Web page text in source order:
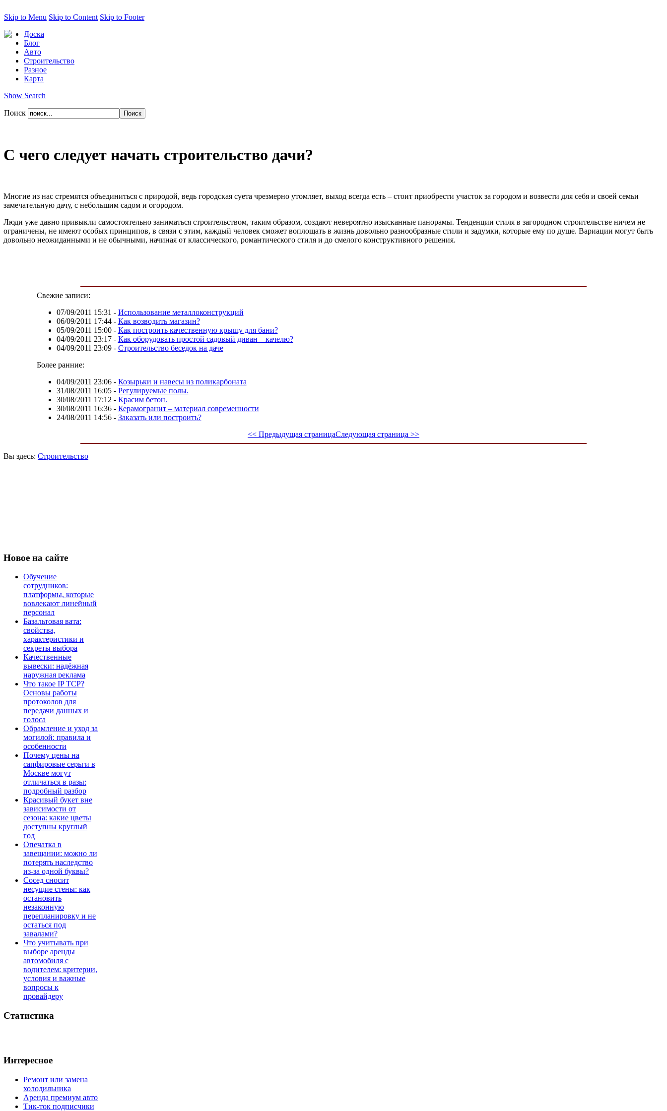
Skip to Menu Skip to Content Skip to Footer
Доска
Блог
Авто
Строительство
Разное
Карта
Show Search
Поиск
С чего следует начать строительство дачи?
Многие из нас стремятся объединиться с природой, ведь городская суета чрезмерно утомляет, выход всегда есть – стоит приобрести участок за городом и возвести для себя и своей семьи
замечательную дачу, с небольшим садом и огородом.
Люди уже давно привыкли самостоятельно заниматься строительством, таким образом, создают невероятно изысканные панорамы. Тенденции стиля в загородном строительстве ничем не
ограничены, не имеют особых принципов, в связи с этим, каждый человек сможет воплощать в жизнь довольно разнообразные стили и задумки, которые ему по душе. Вариации могут быть
довольно неожиданными и не обычными, начиная от классического, романтического стиля и до смелого конструктивного решения.
Свежие записи:
07/09/2011 15:31 - Использование металлоконструкций
06/09/2011 17:44- Как возводить магазин?
05/09/2011 15:00- Как построить качественную крышу для бани?
04/09/2011 23:17- Как оборудовать простой садовый диван – качелю?
04/09/2011 23:09- Строительство беседок на даче
Более ранние:
04/09/2011 23:06- Козырьки и навесы из поликарбоната
31/08/2011 16:05- Регулируемые полы.
30/08/2011 17:12 - Красим бетон.
30/08/2011 16:36- Керамогранит – материал современности
24/08/2011 14:56- Заказать или построить?
<< Предыдущая страницаСледующая страница >>
Вы здесь: Строительство
Новое на сайте
Обучение
сотрудников:
платформы, которые
вовлекают линейный
персонал
Базальтовая вата:
свойства,
характеристики и
секреты выбора
Качественные
вывески: надёжная
наружная реклама
Что такое IP TCP?
Основы работы
протоколов для
передачи данных и
голоса
Обрамление и уход за
могилой: правила и
особенности
Почему цены на
сапфировые серьги в
Москве могут
отличаться в разы:
подробный разбор
Красивый букет вне
зависимости от
сезона: какие цветы
доступны круглый
год
Опечатка в
завещании: можно ли
потерять наследство
из-за одной буквы?
Сосед сносит
несущие стены: как
остановить
незаконную
перепланировку и не
остаться под
завалами?
Что учитывать при
выборе аренды
автомобиля с
водителем: критерии,
условия и важные
вопросы к
провайдеру
Статистика
Интересное
Ремонт или замена
холодильника
Аренда премиум авто
Тик-ток подписчики